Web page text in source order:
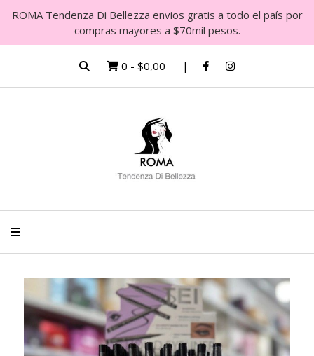
ROMA Tendenza Di Bellezza envios gratis a todo el país por
compras mayores a $70mil pesos.
0 - $0,00